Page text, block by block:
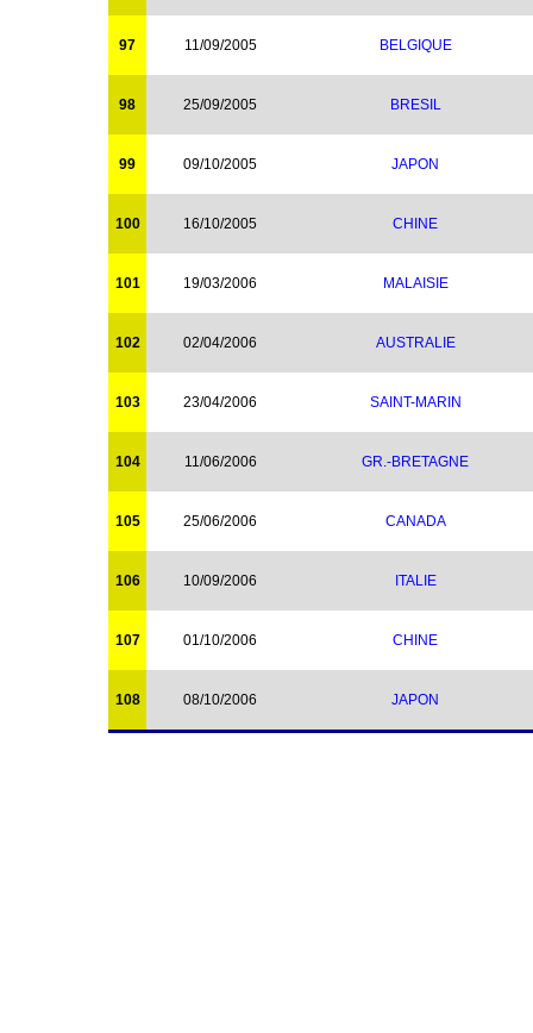
97 11/09/2005 BELGIQUE
98 25/09/2005 BRESIL
99 09/10/2005 JAPON
100 16/10/2005 CHINE
101 19/03/2006 MALAISIE
102 02/04/2006 AUSTRALIE
103 23/04/2006 SAINT-MARIN
104 11/06/2006 GR.-BRETAGNE
105 25/06/2006 CANADA
106 10/09/2006 ITALIE
107 01/10/2006 CHINE
108 08/10/2006 JAPON